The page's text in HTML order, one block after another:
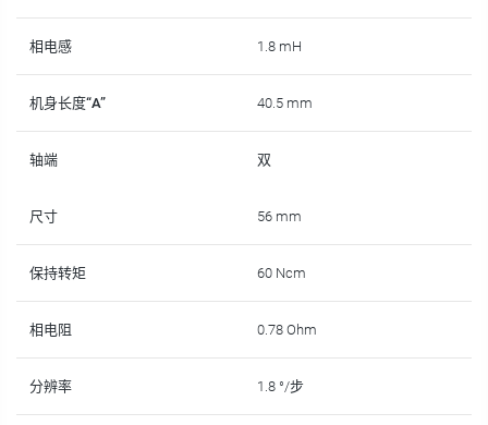
相电感 1.8 mH
机身长度“A” 40.5 mm
轴端 双
尺寸 56 mm
保持转矩 60 Ncm
相电阻 0.78 Ohm
分辨率 1.8 °/步